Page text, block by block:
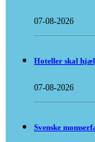
07-08-2026
Hoteller skal
07-08-2026
Svenske